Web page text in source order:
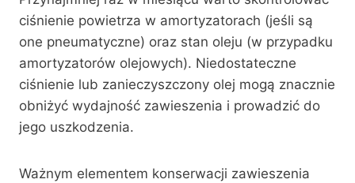
ciśnienie powietrza w amortyzatorach (jeśli są
one pneumatyczne) oraz stan oleju (w przypadku
amortyzatorów olejowych). Niedostateczne
ciśnienie lub zanieczyszczony olej mogą znacznie
obniżyć wydajność zawieszenia i prowadzić do
jego uszkodzenia.
Ważnym elementem konserwacji zawieszenia